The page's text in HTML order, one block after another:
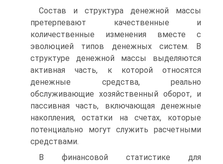
Состав и структура денежной массы
претерпевают качественные и
количественные изменения вместе с
эволюцией типов денежных систем. В
структуре денежной массы выделяются
активная часть, к которой относятся
денежные средства, реально
обслуживающие хозяйственный оборот, и
пассивная часть, включающая денежные
накопления, остатки на счетах, которые
потенциально могут служить расчетными
средствами.
В финансовой статистике для